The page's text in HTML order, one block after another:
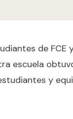
de
escuela
y